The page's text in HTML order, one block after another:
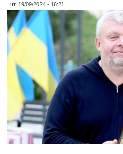
чт, 19/09/2024 - 16:21